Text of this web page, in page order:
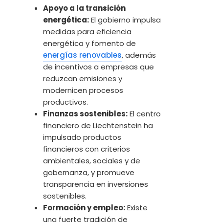
Apoyo a la transición
energética:El gobierno impulsa
medidas para eficiencia
energética y fomento de
energías renovables, además
de incentivos a empresas que
reduzcan emisiones y
modernicen procesos
productivos.
Finanzas sostenibles:El centro
financiero de Liechtenstein ha
impulsado productos
financieros con criterios
ambientales, sociales y de
gobernanza, y promueve
transparencia en inversiones
sostenibles.
Formación y empleo:Existe
una fuerte tradición de